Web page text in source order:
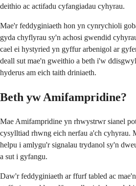
deithio ac actifadu cyfangiadau cyhyrau.
Mae'r feddyginiaeth hon yn cynrychioli
gyda chyflyrau sy'n achosi gwendid
cael ei hystyried yn gyffur arbenigol ar
deall sut mae'n gweithio a beth i'w
hyderus am eich taith driniaeth.
Beth yw Amifampridine?
Mae Amifampridine yn rhwystrwr sianel
cysylltiad rhwng eich nerfau a'ch cyhyrau.
helpu i amlygu'r signalau trydanol sy'n
a sut i gyfangu.
Daw'r feddyginiaeth ar ffurf tabled ac